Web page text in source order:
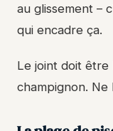
au glissement –
qui encadre ça.
Le joint doit
champignon. Ne